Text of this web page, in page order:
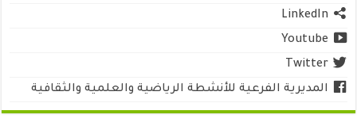
LinkedIn
Youtube
Twitter
المديرية الفرعية للأنشطة الرياضية والعلمية والثقافية